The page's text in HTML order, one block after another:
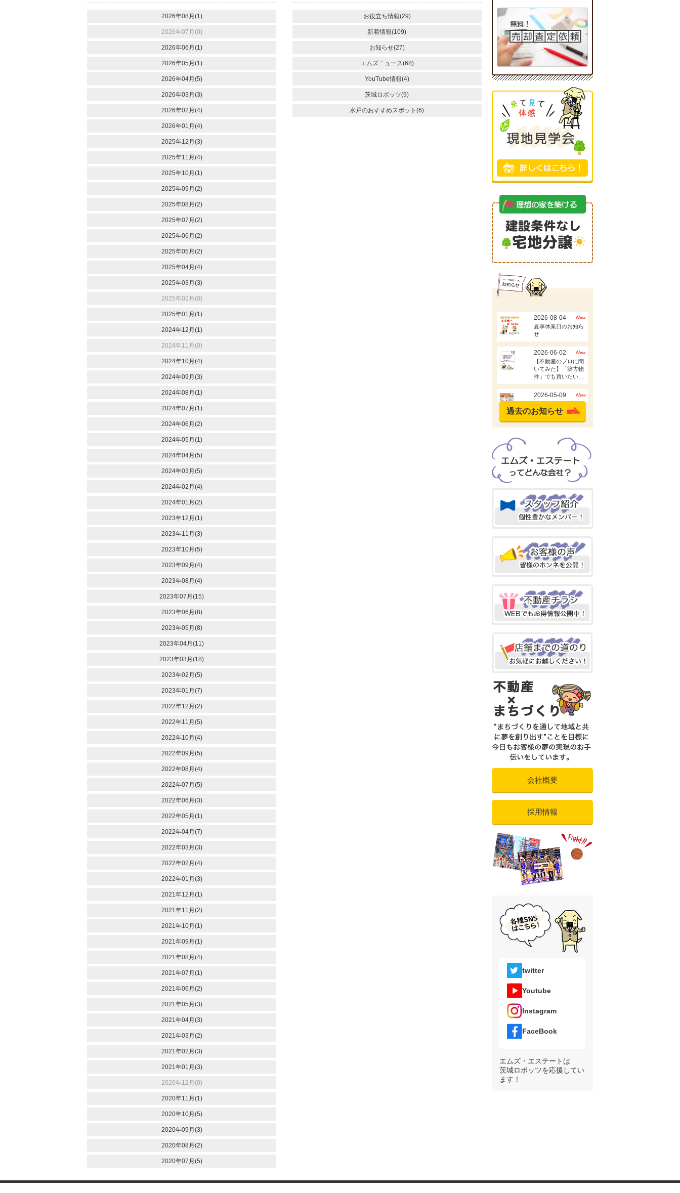
2026年08月(1)
2026年07月(0)
2026年06月(1)
2026年05月(1)
2026年04月(5)
2026年03月(3)
2026年02月(4)
2026年01月(4)
2025年12月(3)
2025年11月(4)
2025年10月(1)
2025年09月(2)
2025年08月(2)
2025年07月(2)
2025年06月(2)
2025年05月(2)
2025年04月(4)
2025年03月(3)
2025年02月(0)
2025年01月(1)
2024年12月(1)
2024年11月(0)
2024年10月(4)
2024年09月(3)
2024年08月(1)
2024年07月(1)
2024年06月(2)
2024年05月(1)
2024年04月(5)
2024年03月(5)
2024年02月(4)
2024年01月(2)
2023年12月(1)
2023年11月(3)
2023年10月(5)
2023年09月(4)
2023年08月(4)
2023年07月(15)
2023年06月(8)
2023年05月(8)
2023年04月(11)
2023年03月(18)
2023年02月(5)
2023年01月(7)
2022年12月(2)
2022年11月(5)
2022年10月(4)
2022年09月(5)
2022年08月(4)
2022年07月(5)
2022年06月(3)
2022年05月(1)
2022年04月(7)
2022年03月(3)
2022年02月(4)
2022年01月(3)
2021年12月(1)
2021年11月(2)
2021年10月(1)
2021年09月(1)
2021年08月(4)
2021年07月(1)
2021年06月(2)
2021年05月(3)
2021年04月(3)
2021年03月(2)
2021年02月(3)
2021年01月(3)
2020年12月(0)
2020年11月(1)
2020年10月(5)
2020年09月(3)
2020年08月(2)
2020年07月(5)
お役立ち情報(29)
新着情報(109)
お知らせ(27)
エムズニュース(68)
YouTube情報(4)
茨城ロボッツ(9)
水戸のおすすめスポット(6)
過去のお知らせ
会社概要
採用情報
twitter
Youtube
Instagram
FaceBook
エムズ・エステートは
茨城ロボッツを応援してい
ます！